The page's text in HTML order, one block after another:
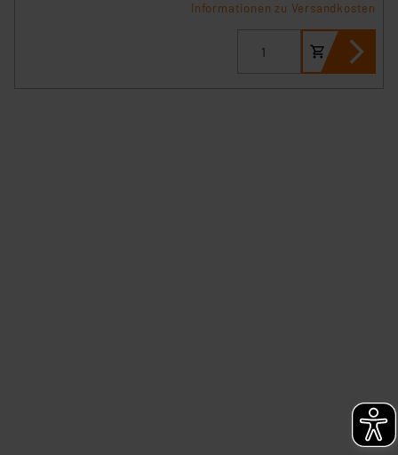
Informationen zu Versandkosten